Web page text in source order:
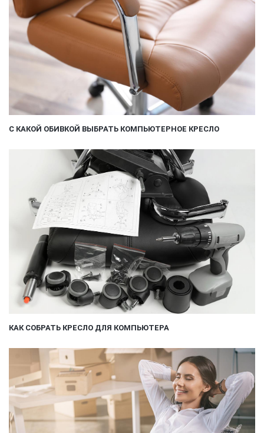
С КАКОЙ ОБИВКОЙ ВЫБРАТЬ КОМПЬЮТЕРНОЕ КРЕСЛО
КАК СОБРАТЬ КРЕСЛО ДЛЯ КОМПЬЮТЕРА